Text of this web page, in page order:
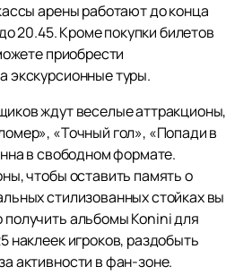
арены работают до конца
20.45. Кроме покупки билетов
приобрести
экскурсионные туры.
ждут веселые аттракционы,
«Точный гол», «Попади в
в свободном формате.
чтобы оставить память о
стилизованных стойках вы
альбомы Konini для
наклеек игроков, раздобыть
активности в фан-зоне.